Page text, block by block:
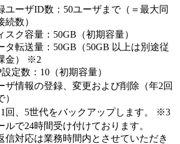
ユーザID数：50ユーザまで（＝最大同
続数）
スク容量：50GB（初期容量）
タ転送量：50GB（50GB 以上は別途従
金） ※2
定数：10（初期容量）
ザ情報の登録、変更および削除（年2回
）
1回、5世代をバックアップします。 ※3
ルで24時間受け付けております。
信対応は業務時間内とさせていただき